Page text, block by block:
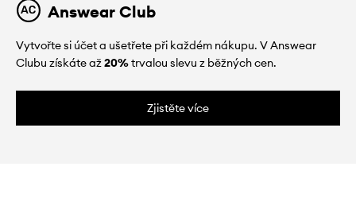
Answear Club
Vytvořte si účet a ušetřete při každém nákupu. V Answear
Clubu získáte až20%trvalou slevu z běžných cen.
Zjistěte více